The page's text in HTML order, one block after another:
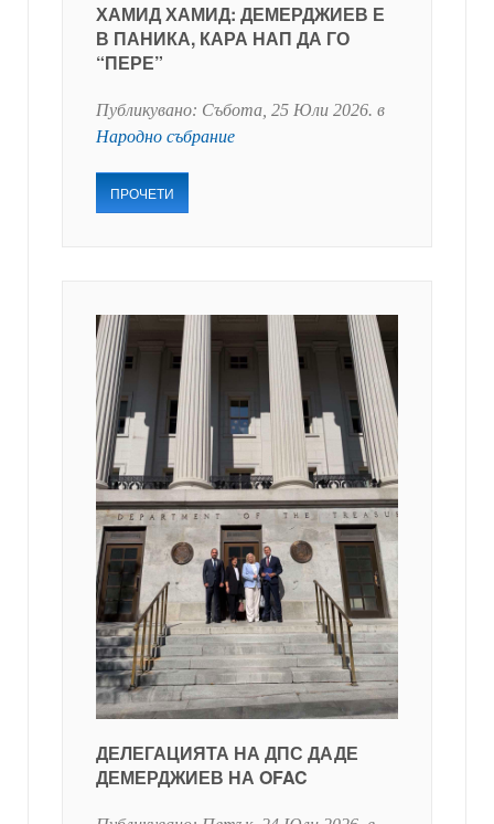
ХАМИД ХАМИД: ДЕМЕРДЖИЕВ Е
В ПАНИКА, КАРА НАП ДА ГО
“ПЕРЕ”
Публикувано: Събота, 25 Юли 2026. в
Народно събрание
ПРОЧЕТИ
ДЕЛЕГАЦИЯТА НА ДПС ДАДЕ
ДЕМЕРДЖИЕВ НА OFAC